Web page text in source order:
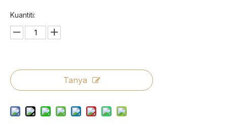
Kuantiti:
Tanya